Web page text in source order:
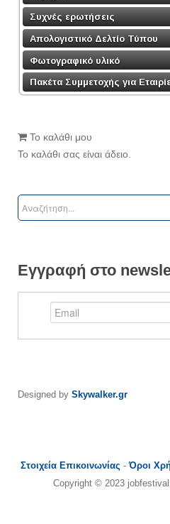
Συχνές ερωτήσεις
Απολογιστικό Δελτίο Τύπου
Φωτογραφικό υλικό
Πακέτα Συμμετοχής για
Το καλάθι μου
Το καλάθι σας είναι άδειο.
Εγγραφή στο
Designed by Skywalker.gr
Στοιχεία Επικοινωνίας -Όροι
Copyright © 2023